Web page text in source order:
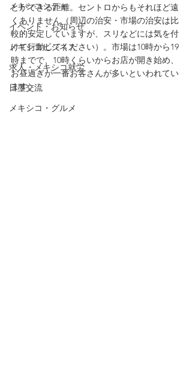
メキシコシティ
イベント・お知らせ
メキシコビジネス
求人・メキシコ就労
日墨交流
メキシコ・グルメ
とができる距離。セントロからもそれほど遠
くありません（周辺の治安・市場の治安は比
較的安定していますが、スリなどには気を付
けて行動してください）。市場は10時から19
時までで、10時くらいからお店が開き始め、
お昼過ぎが一番お客さんが多いといわれてい
ます。